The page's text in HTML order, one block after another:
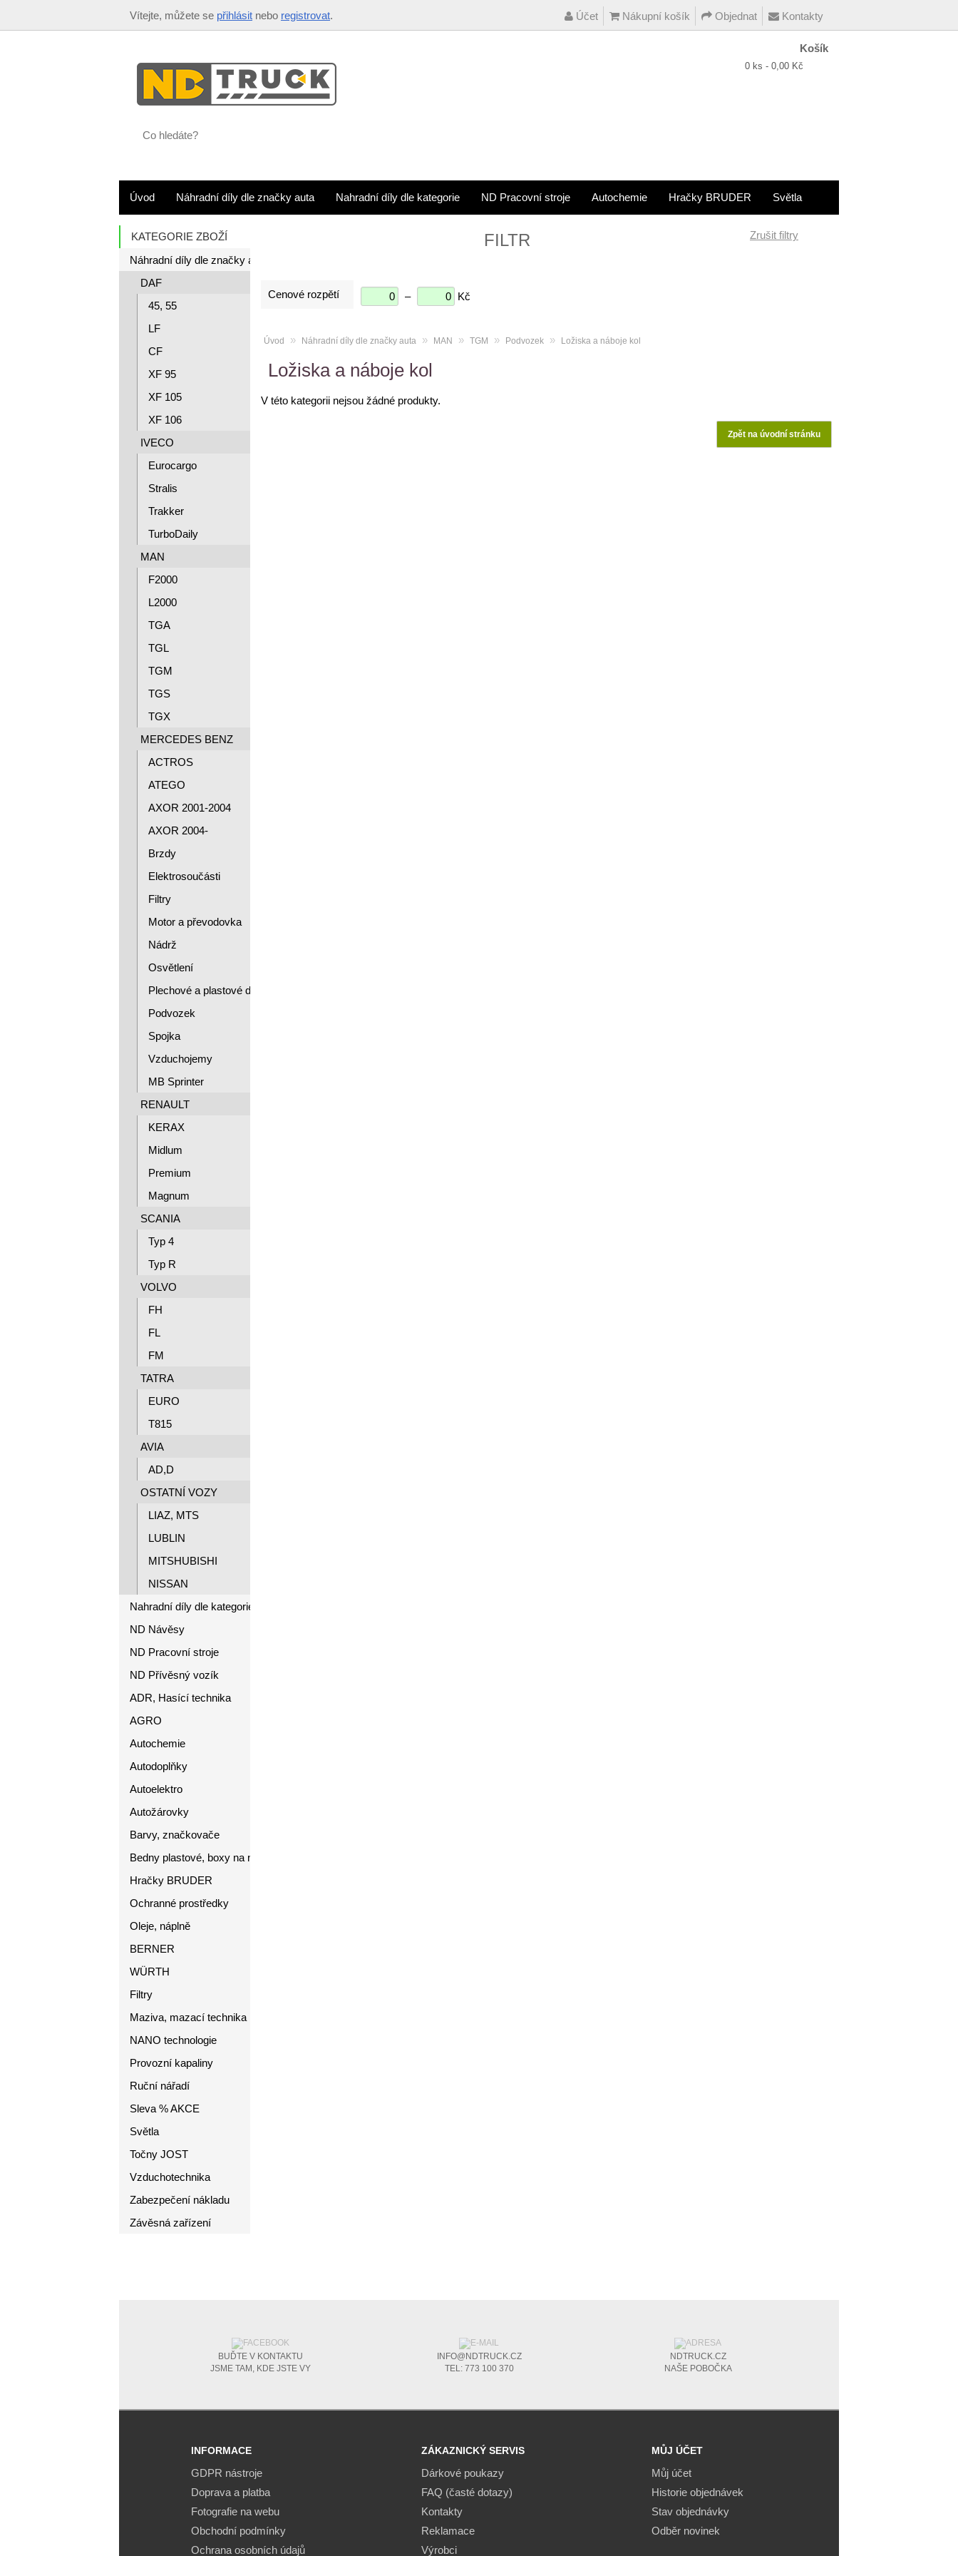
Vítejte, můžete se přihlásit nebo registrovat. Účet Nákupní košík Objednat Kontakty
Košík
0 ks - 0,00 Kč
Co
hledáte?
Úvod Náhradní díly dle značky auta Nahradní díly dle kategorie ND Pracovní stroje Autochemie Hračky BRUDER Světla
KATEGORIE ZBOŽÍ
Náhradní díly dle značky auta
DAF
45, 55
LF
CF
XF 95
XF 105
XF 106
IVECO
Eurocargo
Stralis
Trakker
TurboDaily
MAN
F2000
L2000
TGA
TGL
TGM
TGS
TGX
MERCEDES BENZ
ACTROS
ATEGO
AXOR 2001-2004
AXOR 2004-
Brzdy
Elektrosoučásti
Filtry
Motor a převodovka
Nádrž
Osvětlení
Plechové a plastové díly
Podvozek
Spojka
Vzduchojemy
MB Sprinter
RENAULT
KERAX
Midlum
Premium
Magnum
SCANIA
Typ 4
Typ R
VOLVO
FH
FL
FM
TATRA
EURO
T815
AVIA
AD,D
OSTATNÍ VOZY
LIAZ, MTS
LUBLIN
MITSHUBISHI
NISSAN
Nahradní díly dle kategorie
ND Návěsy
ND Pracovní stroje
ND Přívěsný vozík
ADR, Hasící technika
AGRO
Autochemie
Autodoplňky
Autoelektro
Autožárovky
Barvy, značkovače
Bedny plastové, boxy na nářadí
Hračky BRUDER
Ochranné prostředky
Oleje, náplně
BERNER
WÜRTH
Filtry
Maziva, mazací technika
NANO technologie
Provozní kapaliny
Ruční nářadí
Sleva % AKCE
Světla
Točny JOST
Vzduchotechnika
Zabezpečení nákladu
Závěsná zařízení
FILTR
Cenové rozpětí – Kč
Úvod » Náhradní díly dle značky auta » MAN » TGM » Podvozek » Ložiska a náboje kol
Ložiska a náboje kol
V této kategorii nejsou žádné produkty.
Zpět na úvodní stránku
BUĎTE V KONTAKTU
JSME TAM, KDE JSTE VY
INFO@NDTRUCK.CZ
TEL: 773 100 370
NDTRUCK.CZ
NAŠE POBOČKA
INFORMACE
GDPR nástroje
Doprava a platba
Fotografie na webu
Obchodní podmínky
Ochrana osobních údajů
ZÁKAZNICKÝ SERVIS
Dárkové poukazy
FAQ (časté dotazy)
Kontakty
Reklamace
Výrobci
MŮJ ÚČET
Můj účet
Historie objednávek
Stav objednávky
Odběr novinek